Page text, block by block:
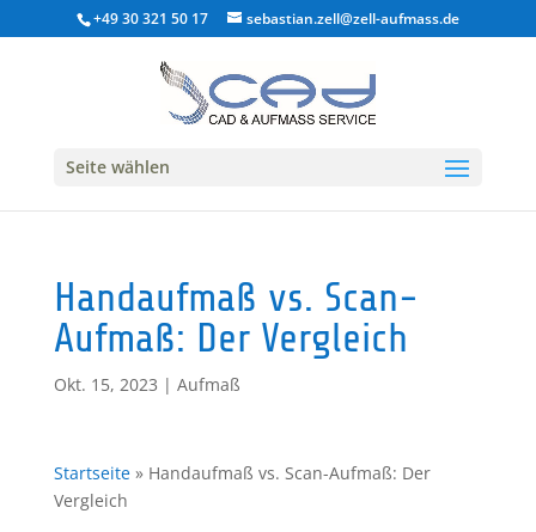
+49 30 321 50 17 sebastian.zell@zell-aufmass.de
Seite wählen
Handaufmaß vs. Scan-
Aufmaß: Der Vergleich
Okt. 15, 2023 | Aufmaß
Startseite» Handaufmaß vs. Scan-Aufmaß: Der
Vergleich